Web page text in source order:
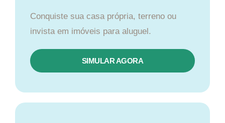
Conquiste sua casa própria, terreno ou
invista em imóveis para aluguel.
SIMULAR AGORA​